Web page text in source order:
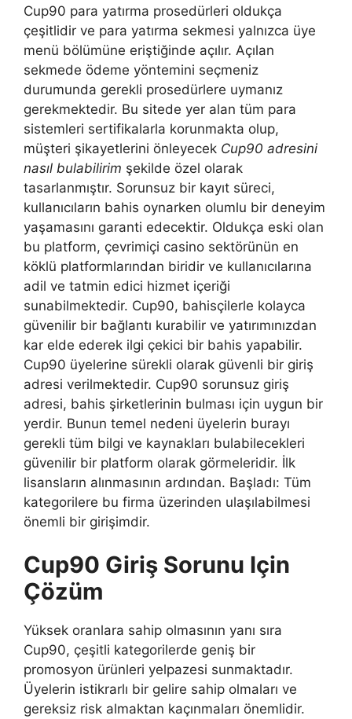
Cup90 para yatırma prosedürleri oldukça
çeşitlidir ve para yatırma sekmesi yalnızca üye
menü bölümüne eriştiğinde açılır. Açılan
sekmede ödeme yöntemini seçmeniz
durumunda gerekli prosedürlere uymanız
gerekmektedir. Bu sitede yer alan tüm para
sistemleri sertifikalarla korunmakta olup,
müşteri şikayetlerini önleyecek Cup90 adresini
nasıl bulabilirim şekilde özel olarak
tasarlanmıştır. Sorunsuz bir kayıt süreci,
kullanıcıların bahis oynarken olumlu bir deneyim
yaşamasını garanti edecektir. Oldukça eski olan
bu platform, çevrimiçi casino sektörünün en
köklü platformlarından biridir ve kullanıcılarına
adil ve tatmin edici hizmet içeriği
sunabilmektedir. Cup90, bahisçilerle kolayca
güvenilir bir bağlantı kurabilir ve yatırımınızdan
kar elde ederek ilgi çekici bir bahis yapabilir.
Cup90 üyelerine sürekli olarak güvenli bir giriş
adresi verilmektedir. Cup90 sorunsuz giriş
adresi, bahis şirketlerinin bulması için uygun bir
yerdir. Bunun temel nedeni üyelerin burayı
gerekli tüm bilgi ve kaynakları bulabilecekleri
güvenilir bir platform olarak görmeleridir. İlk
lisansların alınmasının ardından. Başladı: Tüm
kategorilere bu firma üzerinden ulaşılabilmesi
önemli bir girişimdir.
Cup90 Giriş Sorunu Için
Çözüm
Yüksek oranlara sahip olmasının yanı sıra
Cup90, çeşitli kategorilerde geniş bir
promosyon ürünleri yelpazesi sunmaktadır.
Üyelerin istikrarlı bir gelire sahip olmaları ve
gereksiz risk almaktan kaçınmaları önemlidir.